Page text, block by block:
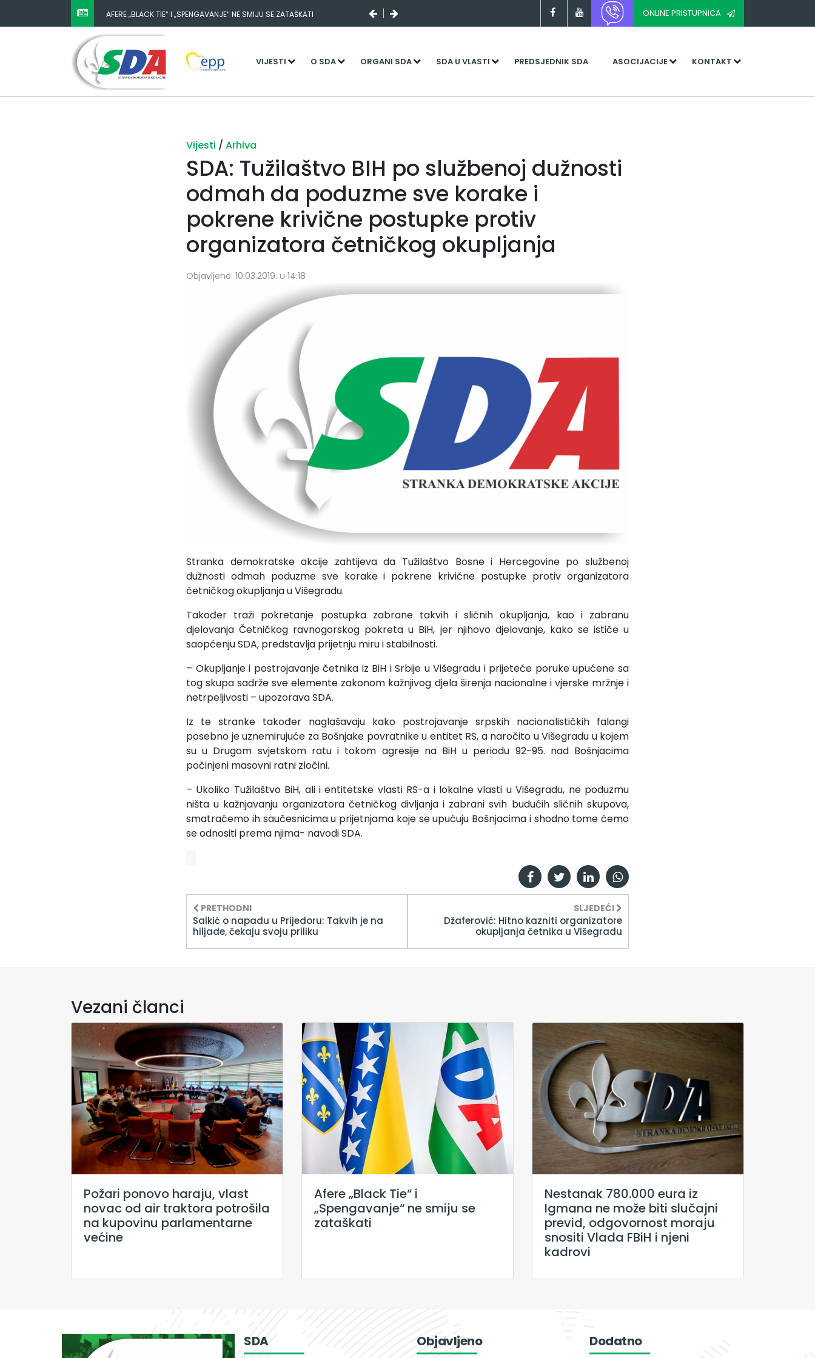
AFERE „BLACK TIE“ I „SPENGAVANJE“ NE SMIJU SE ZATAŠKATI ONLINE PRISTUPNICA
VIJESTI O SDA ORGANI SDA SDA U VLASTI PREDSJEDNIK SDA ASOCIJACIJE KONTAKT
Vijesti / Arhiva
SDA: Tužilaštvo BIH po službenoj dužnosti
odmah da poduzme sve korake i
pokrene krivične postupke protiv
organizatora četničkog okupljanja
Objavljeno: 10.03.2019. u 14:18
Stranka demokratske akcije zahtijeva da Tužilaštvo Bosne i Hercegovine po službenoj
dužnosti odmah poduzme sve korake i pokrene krivične postupke protiv organizatora
četničkog okupljanja u Višegradu.
Također traži pokretanje postupka zabrane takvih i sličnih okupljanja, kao i zabranu
djelovanja Četničkog ravnogorskog pokreta u BiH, jer njihovo djelovanje, kako se ističe u
saopćenju SDA, predstavlja prijetnju miru i stabilnosti.
– Okupljanje i postrojavanje četnika iz BiH i Srbije u Višegradu i prijeteće poruke upućene sa
tog skupa sadrže sve elemente zakonom kažnjivog djela širenja nacionalne i vjerske mržnje i
netrpeljivosti – upozorava SDA.
Iz te stranke također naglašavaju kako postrojavanje srpskih nacionalističkih falangi
posebno je uznemirujuće za Bošnjake povratnike u entitet RS, a naročito u Višegradu u kojem
su u Drugom svjetskom ratu i tokom agresije na BiH u periodu 92-95. nad Bošnjacima
počinjeni masovni ratni zločini.
– Ukoliko Tužilaštvo BiH, ali i entitetske vlasti RS-a i lokalne vlasti u Višegradu, ne poduzmu
ništa u kažnjavanju organizatora četničkog divljanja i zabrani svih budućih sličnih skupova,
smatraćemo ih saučesnicima u prijetnjama koje se upućuju Bošnjacima i shodno tome ćemo
se odnositi prema njima- navodi SDA.
PRETHODNI
Salkić o napadu u Prijedoru: Takvih je na
hiljade, čekaju svoju priliku
SLJEDEĆI
Džaferović: Hitno kazniti organizatore
okupljanja četnika u Višegradu
Vezani članci
Požari ponovo haraju, vlast
novac od air traktora potrošila
na kupovinu parlamentarne
većine
Afere „Black Tie“ i
„Spengavanje“ ne smiju se
zataškati
Nestanak 780.000 eura iz
Igmana ne može biti slučajni
previd, odgovornost moraju
snositi Vlada FBiH i njeni
kadrovi
SDA Objavljeno Dodatno